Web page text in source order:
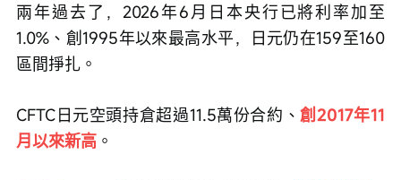
兩年過去了，2026年6月日本央行已將利率加至
1.0%、創1995年以來最高水平，日元仍在159至160
區間掙扎。
CFTC日元空頭持倉超過11.5萬份合約、創2017年11
月以來新高 。